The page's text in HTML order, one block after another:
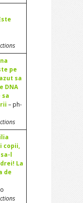
pe
sa
DNA
– ph-
copii,
l
La
de